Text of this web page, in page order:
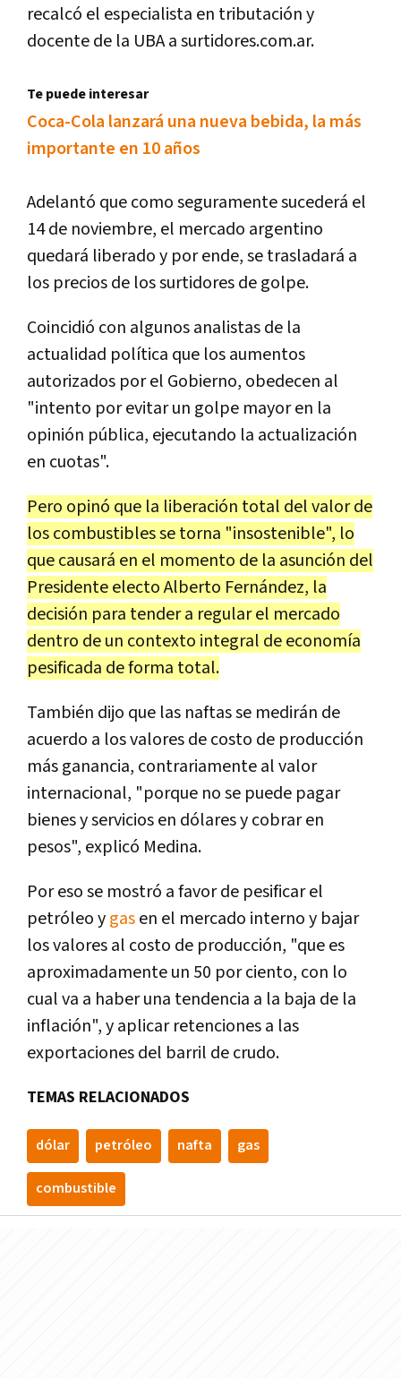
recalcó el especialista en tributación y
docente de la UBA a surtidores.com.ar.
Te puede interesar
Coca-Cola lanzará una nueva bebida, la más
importante en 10 años
Adelantó que como seguramente sucederá el
14 de noviembre, el mercado argentino
quedará liberado y por ende, se trasladará a
los precios de los surtidores de golpe.
Coincidió con algunos analistas de la
actualidad política que los aumentos
autorizados por el Gobierno, obedecen al
"intento por evitar un golpe mayor en la
opinión pública, ejecutando la actualización
en cuotas".
Pero opinó que la liberación total del valor de
los combustibles se torna "insostenible", lo
que causará en el momento de la asunción del
Presidente electo Alberto Fernández, la
decisión para tender a regular el mercado
dentro de un contexto integral de economía
pesificada de forma total.
También dijo que las naftas se medirán de
acuerdo a los valores de costo de producción
más ganancia, contrariamente al valor
internacional, "porque no se puede pagar
bienes y servicios en dólares y cobrar en
pesos", explicó Medina.
Por eso se mostró a favor de pesificar el
petróleo ygasen el mercado interno y bajar
los valores al costo de producción, "que es
aproximadamente un 50 por ciento, con lo
cual va a haber una tendencia a la baja de la
inflación", y aplicar retenciones a las
exportaciones del barril de crudo.
TEMAS RELACIONADOS
dólar petróleo nafta gas
combustible